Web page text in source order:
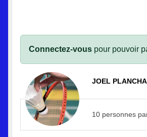
Connectez-vous pour pouvoir
JOEL
10 personnes